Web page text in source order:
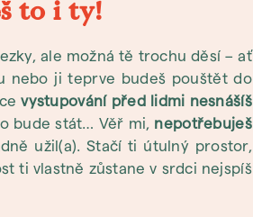
to i ty!
ale možná tě trochu děsí – ať
nebo ji teprve budeš pouštět do
vystupování před lidmi nesnášíš
bude stát… Věř mi, nepotřebuješ
užil(a). Stačí ti útulný prostor,
ti vlastně zůstane v srdci nejspíš